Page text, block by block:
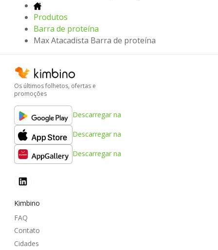
Produtos
Barra de proteína
Max Atacadista Barra de proteína
Os últimos folhetos, ofertas e
promoções
Descarregar na
Descarregar na
Descarregar na
Kimbino
FAQ
Contato
Cidades